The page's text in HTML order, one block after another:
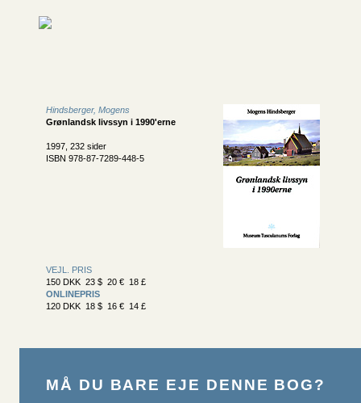
Hindsberger, Mogens
Grønlandsk livssyn i 1990'erne
1997, 232 sider
ISBN 978-87-7289-448-5
VEJL. PRIS
150 DKK 23 $ 20 € 18 £
ONLINEPRIS
120 DKK 18 $ 16 € 14 £
MÅ DU BARE EJE DENNE BOG?